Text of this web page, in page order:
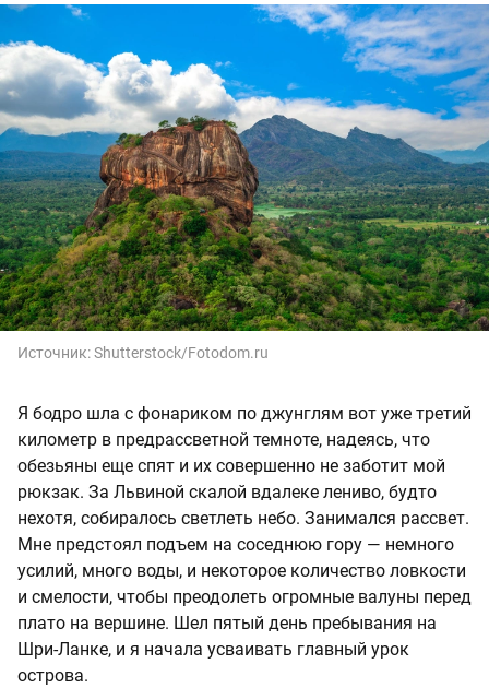
Источник:Shutterstock/Fotodom.ru
Я бодро шла с фонариком по джунглям вот уже третий
километр в предрассветной темноте, надеясь, что
обезьяны еще спят и их совершенно не заботит мой
рюкзак. За Львиной скалой вдалеке лениво, будто
нехотя, собиралось светлеть небо. Занимался рассвет.
Мне предстоял подъем на соседнюю гору — немного
усилий, много воды, и некоторое количество ловкости
и смелости, чтобы преодолеть огромные валуны перед
плато на вершине. Шел пятый день пребывания на
Шри-Ланке, и я начала усваивать главный урок
острова.